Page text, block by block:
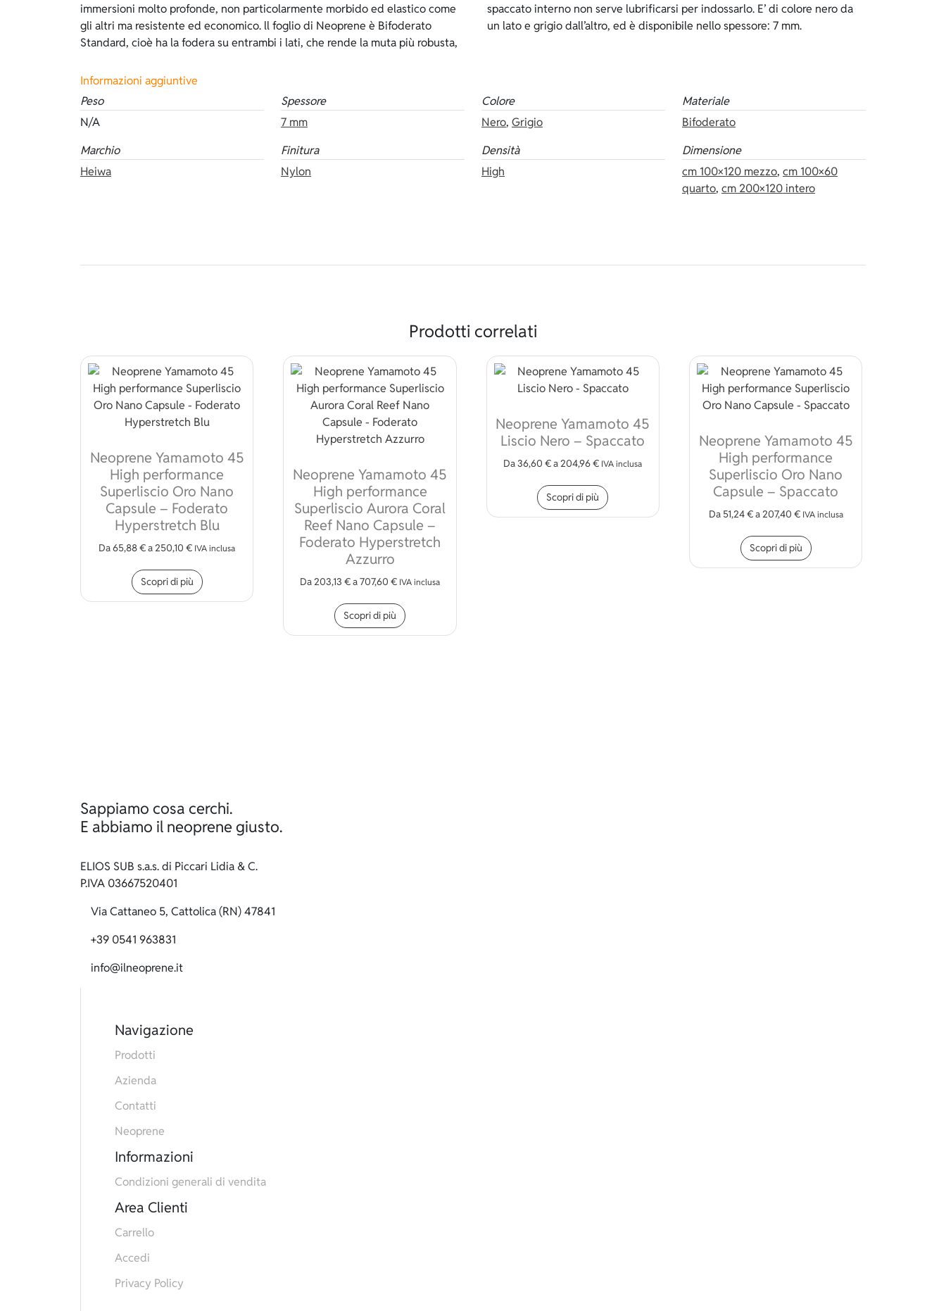
immersioni molto profonde, non particolarmente morbido ed elastico come
gli altri ma resistente ed economico. ll foglio di Neoprene è Bifoderato
Standard, cioè ha la fodera su entrambi i lati, che rende la muta più robusta,
spaccato interno non serve lubrificarsi per indossarlo. E’ di colore nero da
un lato e grigio dall’altro, ed è disponibile nello spessore: 7 mm.
Informazioni aggiuntive
Peso
N/A
Spessore
7 mm
Colore
Nero, Grigio
Materiale
Bifoderato
Marchio
Heiwa
Finitura
Nylon
Densità
High
Dimensione
cm 100×120 mezzo, cm 100×60
quarto, cm 200×120 intero
Prodotti correlati
Neoprene Yamamoto 45
High performance
Superliscio Oro Nano
Capsule – Foderato
Hyperstretch Blu
Da65,88€a250,10€ IVA inclusa
Scopri di più
Questo prodotto ha più varianti. Le opzioni possono essere scelte nella pagina del prodotto
Neoprene Yamamoto 45
High performance
Superliscio Aurora Coral
Reef Nano Capsule –
Foderato Hyperstretch
Azzurro
Da203,13 €a707,60 € IVA inclusa
Scopri di più
Neoprene Yamamoto 45
Liscio Nero – Spaccato
Da36,60€a204,96€ IVA inclusa
Scopri di più
Questo prodotto ha più varianti. Le opzioni possono essere scelte
Neoprene Yamamoto 45
High performance
Superliscio Oro Nano
Capsule – Spaccato
Da 51,24€a207,40 € IVA inclusa
Scopri di più
Sappiamo cosa cerchi.
E abbiamo il neoprene giusto.
ELIOS SUB s.a.s. di Piccari Lidia & C.
P.IVA 03667520401
Via Cattaneo 5, Cattolica (RN) 47841
+39 0541 963831
info@ilneoprene.it
Navigazione
Prodotti
Azienda
Contatti
Neoprene
Informazioni
Condizioni generali di vendita
Area Clienti
Carrello
Accedi
Privacy Policy